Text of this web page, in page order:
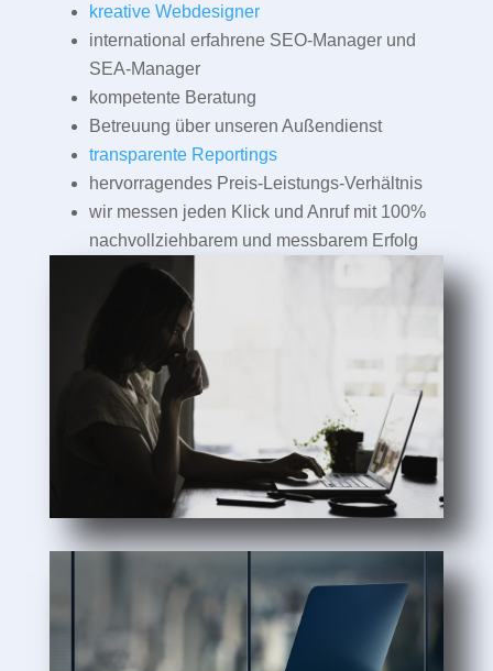
kreative Webdesigner
international erfahrene SEO-Manager und
SEA-Manager
kompetente Beratung
Betreuung über unseren Außendienst
transparente Reportings
hervorragendes Preis-Leistungs-Verhältnis
wir messen jeden Klick und Anruf mit 100%
nachvollziehbarem und messbarem Erfolg